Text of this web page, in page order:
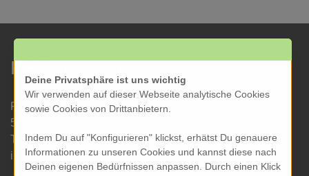
KRESOM & mehr
Rathausgasse 27
5000 Aarau
Tel: 062 822 19 19
info@kresom.ch
Deine Privatsphäre ist uns wichtig
Wir verwenden auf dieser Webseite analytische Cookies
sowie Cookies von Drittanbietern.
Indem Du auf "Konfigurieren" klickst, erhätst Du genauere
Informationen zu unseren Cookies und kannst diese nach
Deinen eigenen Bedürfnissen anpassen. Durch einen Klick